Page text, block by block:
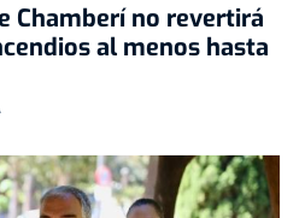
Chamberí no revertirá
al menos hasta